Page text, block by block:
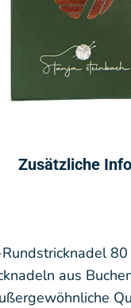
Zusätzliche
80
aus